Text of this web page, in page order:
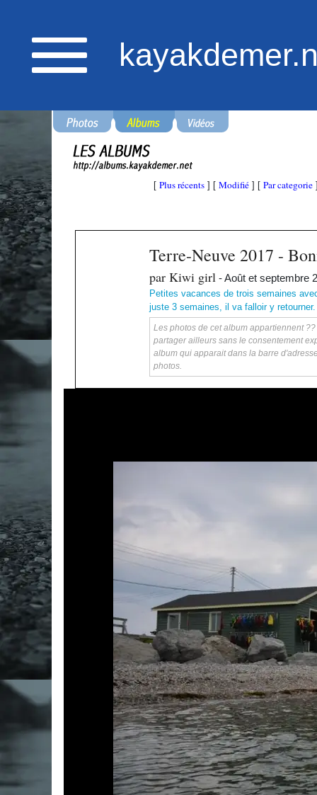
[ Plus récents ] [ Modifié ] [ Par categorie
Terre-Neuve 2017 -
par Kiwi girl - Août et septembre
Petites vacances de trois semaines
juste 3 semaines, il va falloir y retourner.
Les photos de cet album appartiennent
partager ailleurs sans le consentement
album qui apparait dans la barre
photos.